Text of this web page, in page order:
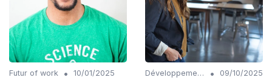
Futur of work •
10/01/2025
Développement personnel •
09/10/2025